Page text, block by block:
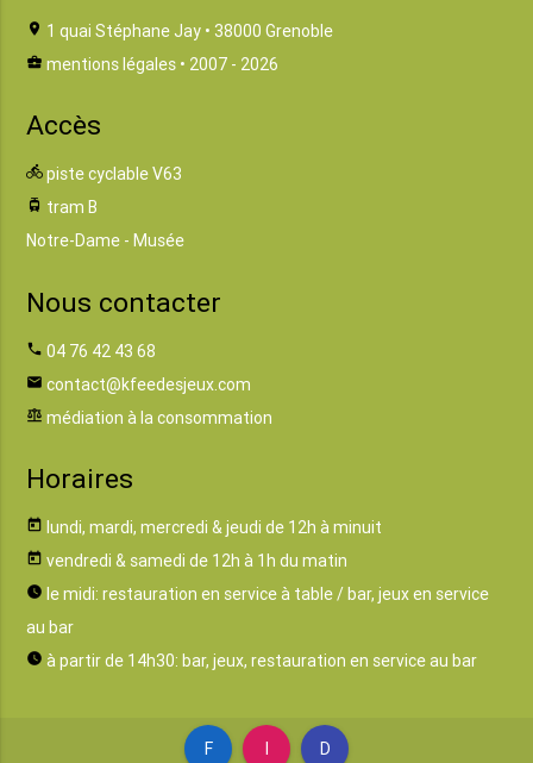
location_on 1 quai Stéphane Jay • 38000 Grenoble
business_center mentions légales • 2007 - 2026
Accès
directions_bike piste cyclable V63
tram tram B
Notre-Dame - Musée
Nous contacter
phone 04 76 42 43 68
email contact@kfeedesjeux.com
balance médiation à la consommation
Horaires
today lundi, mardi, mercredi & jeudi de 12h à minuit
today vendredi & samedi de 12h à 1h du matin
watch_later le midi: restauration en service à table / bar, jeux en service
au bar
watch_later à partir de 14h30: bar, jeux, restauration en service au bar
F D